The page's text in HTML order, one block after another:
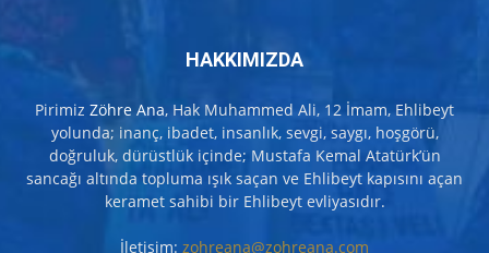
HAKKIMIZDA
yolunda; inanç, ibadet, insanlık, sevgi, saygı, hoşgörü,